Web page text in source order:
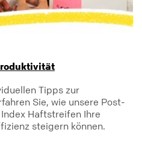
Tipps zur
Sie, wie unsere Post-
Haftstreifen Ihre
steigern können.